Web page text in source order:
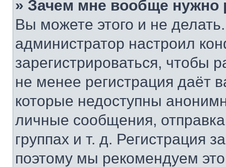
» Зачем мне вообще нужно
Вы можете этого и не
администратор настроил
зарегистрироваться, чтобы
не менее регистрация даёт
которые недоступны
личные сообщения,
группах и т. д. Регистрация
поэтому мы рекомендуем